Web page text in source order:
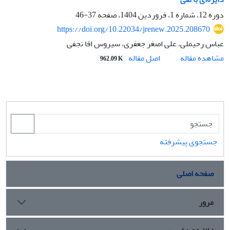
دوره 12، شماره 1، فروردین 1404، صفحه
37-46
https://doi.org/10.22034/jrenew.2025.208670
عباس رحیملی، علی اصغر جعفری، سیروس اقا نجفی
مشاهده مقاله
اصل مقاله 962.09 K
جستجوی پیشرفته
صفحه اصلی
مرور